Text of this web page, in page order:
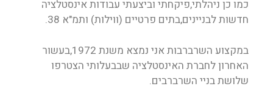
כמו כן ניהלתי,פיקחתי וביצעתי עבודות אינסטלציה
חדשות לבניינים,בתים פרטיים (ווילות) ותמ"א 38.
במקצוע השרברבות אני נמצא משנת 1972,בעשור
האחרון לחברת האינסטלציה שבבעלותי הצטרפו
שלושת בניי השרברבים.